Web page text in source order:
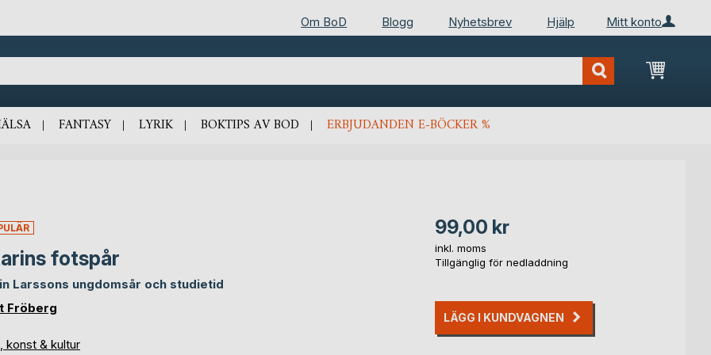
Mitt konto
Om BoD Blogg Nyhetsbrev Hjälp
Min
FANTASY LYRIK BOKTIPS AV BOD ERBJUDANDEN E-BÖCKER %
fotspår
Larssons ungdomsår och studietid
Fröberg
konst & kultur
99,00 kr
inkl. moms
Tillgänglig för nedladdning
LÄGG I KUNDVAGNEN